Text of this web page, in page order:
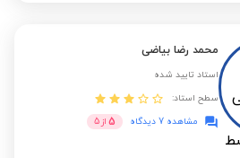
محمد رضا بیاضی
استاد تایید شده
سطح استاد:
مشاهده 7 دیدگاه
5 از 5